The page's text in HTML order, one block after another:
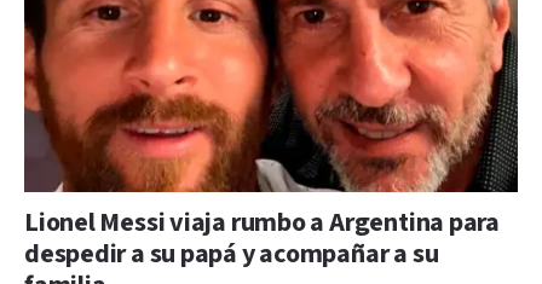
Lionel Messi viaja rumbo a Argentina para
despedir a su papá y acompañar a su